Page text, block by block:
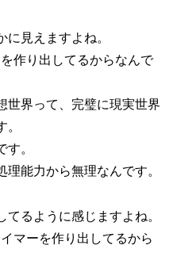
見えますよね。
作り出してるからなんで
世界って、完璧に現実世界
。
能力から無理なんです。
るように感じますよね。
マーを作り出してるから